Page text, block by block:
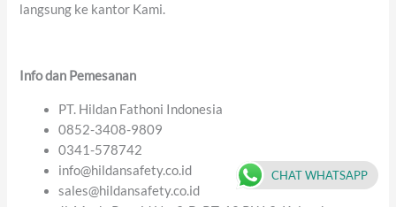
langsung ke kantor Kami.
Infodan Pemesanan
PT. Hildan Fathoni Indonesia
0852-3408-9809
0341-578742
info@hildansafety.co.id
sales@hildansafety.co.id
CHAT WHATSAPP